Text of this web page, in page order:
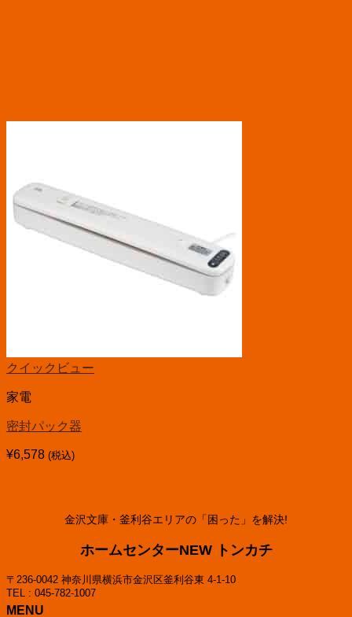
クイックビュー
家電
密封パック器
¥6,578 (税込)
金沢文庫・釜利谷エリアの「困った」を解決!
ホームセンターNEW トンカチ
〒236-0042 神奈川県横浜市金沢区釜利谷東 4-1-10
TEL : 045-782-1007
MENU